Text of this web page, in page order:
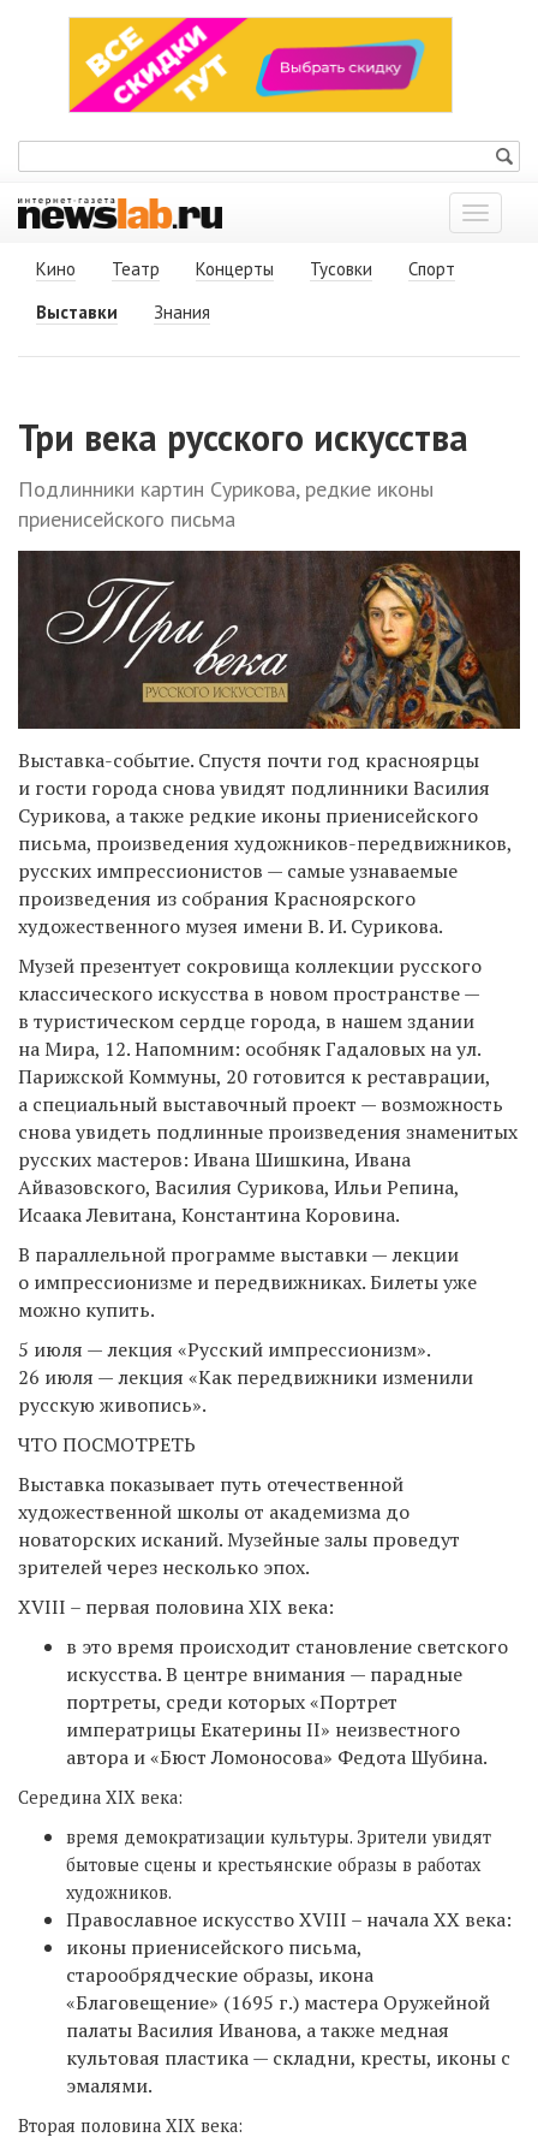
Показать
меню
Кино
Театр Концерты Тусовки
Спорт
Выставки
Знания
Три века русского искусства
Подлинники картин Сурикова, редкие иконы
приенисейского письма
Выставка-событие. Спустя почти год красноярцы
и гости города снова увидят подлинники Василия
Сурикова, а также редкие иконы приенисейского
письма, произведения художников-передвижников,
русских импрессионистов — самые узнаваемые
произведения из собрания Красноярского
художественного музея имени В. И. Сурикова.
Музей презентует сокровища коллекции русского
классического искусства в новом пространстве —
в туристическом сердце города, в нашем здании
на Мира, 12. Напомним: особняк Гадаловых на ул.
Парижской Коммуны, 20 готовится к реставрации,
а специальный выставочный проект — возможность
снова увидеть подлинные произведения знаменитых
русских мастеров: Ивана Шишкина, Ивана
Айвазовского, Василия Сурикова, Ильи Репина,
Исаака Левитана, Константина Коровина.
В параллельной программе выставки — лекции
о импрессионизме и передвижниках. Билеты уже
можно купить.
5 июля — лекция «Русский импрессионизм».
26 июля — лекция «Как передвижники изменили
русскую живопись».
ЧТО ПОСМОТРЕТЬ
Выставка показывает путь отечественной
художественной школы от академизма до
новаторских исканий. Музейные залы проведут
зрителей через несколько эпох.
XVIII – первая половина XIX века:
в это время происходит становление светского
искусства. В центре внимания — парадные
портреты, среди которых «Портрет
императрицы Екатерины II» неизвестного
автора и «Бюст Ломоносова» Федота Шубина.
Середина XIX века:
время демократизации культуры. Зрители увидят
бытовые сцены и крестьянские образы в работах
художников.
Православное искусство XVIII – начала XX века:
иконы приенисейского письма,
старообрядческие образы, икона
«Благовещение» (1695 г.) мастера Оружейной
палаты Василия Иванова, а также медная
культовая пластика — складни, кресты, иконы с
эмалями.
Вторая половина XIX века: